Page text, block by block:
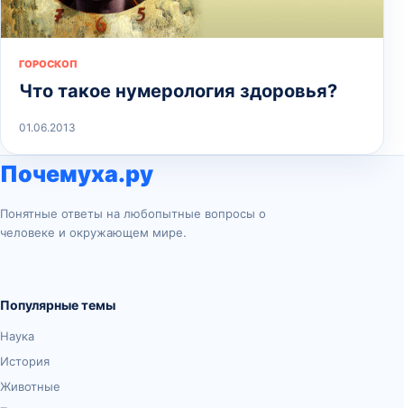
ГОРОСКОП
Что такое нумерология здоровья?
01.06.2013
Почемуха.ру
Понятные ответы на любопытные вопросы о
человеке и окружающем мире.
Популярные темы
Наука
История
Животные